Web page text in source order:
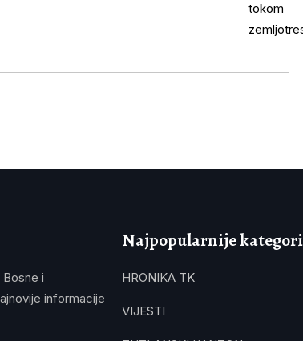
i
informacije
Najpopularnije
HRONIKA TK
VIJESTI